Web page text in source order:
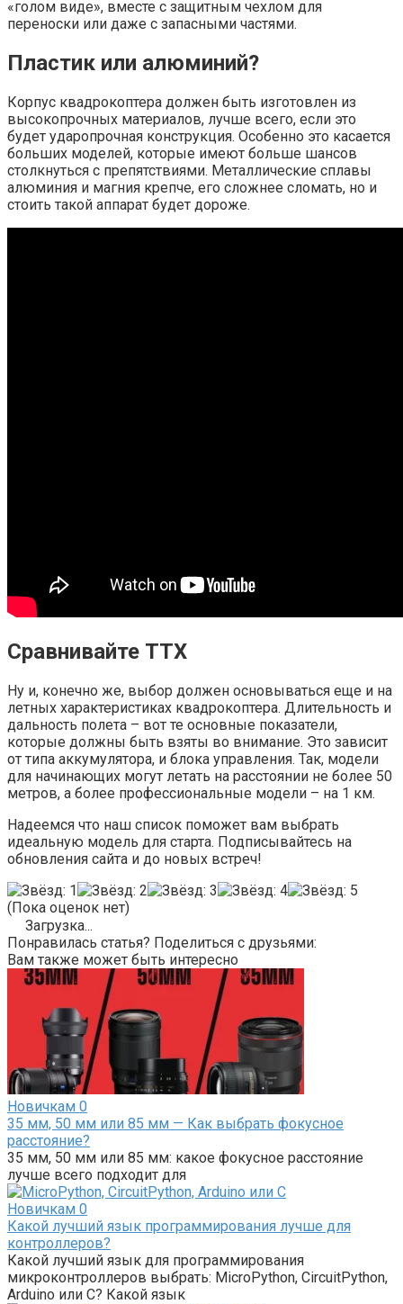
«голом виде», вместе с защитным чехлом для
переноски или даже с запасными частями.
Пластик или алюминий?
Корпус квадрокоптера должен быть изготовлен из
высокопрочных материалов, лучше всего, если это
будет ударопрочная конструкция. Особенно это касается
больших моделей, которые имеют больше шансов
столкнуться с препятствиями. Металлические сплавы
алюминия и магния крепче, его сложнее сломать, но и
стоить такой аппарат будет дороже.
Сравнивайте ТТХ
Ну и, конечно же, выбор должен основываться еще и на
летных характеристиках квадрокоптера. Длительность и
дальность полета – вот те основные показатели,
которые должны быть взяты во внимание. Это зависит
от типа аккумулятора, и блока управления. Так, модели
для начинающих могут летать на расстоянии не более 50
метров, а более профессиональные модели – на 1 км.
Надеемся что наш список поможет вам выбрать
идеальную модель для старта. Подписывайтесь на
обновления сайта и до новых встреч!
(Пока оценок нет)
Загрузка...
Понравилась статья? Поделиться с друзьями:
Вам также может быть интересно
Новичкам 0
35 мм, 50 мм или 85 мм — Как выбрать фокусное
расстояние?
35 мм, 50 мм или 85 мм: какое фокусное расстояние
лучше всего подходит для
Новичкам 0
Какой лучший язык программирования лучше для
контроллеров?
Какой лучший язык для программирования
микроконтроллеров выбрать: MicroPython, CircuitPython,
Arduino или C? Какой язык